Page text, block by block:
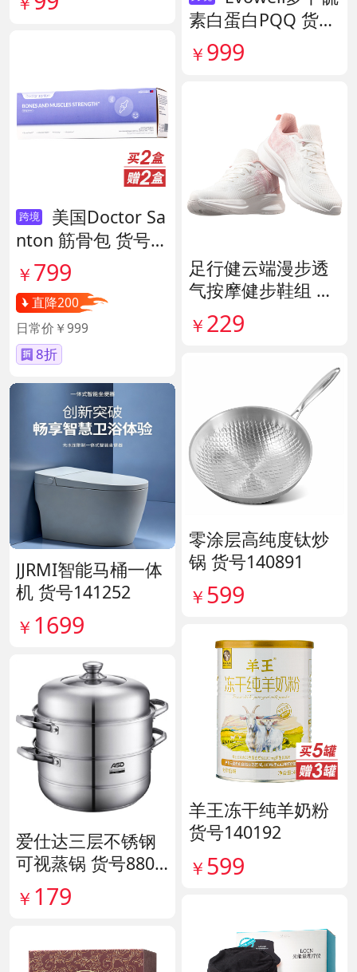
跨境
美国Doctor Sa
nton 筋骨包 货号1
40417
￥ 799
直降200
日常价￥999
8折
JJRMI智能马桶一体
机 货号141252
￥ 1699
爱仕达三层不锈钢
可视蒸锅 货号8807
￥ 179
素白蛋白PQQ 货号
142042
￥ 999
足行健云端漫步透
气按摩健步鞋组 货
号140444
￥ 229
零涂层高纯度钛炒
锅 货号140891
￥ 599
羊王冻干纯羊奶粉
货号140192
￥ 599